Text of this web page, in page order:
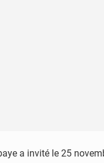
a invité le 25